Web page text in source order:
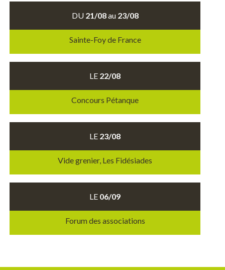
DU 21/08au 23/08
Sainte-Foy de France
LE 22/08
Concours Pétanque
LE 23/08
Vide grenier, Les Fidésiades
LE 06/09
Forum des associations